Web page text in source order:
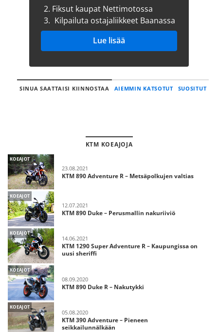
2. Fiksut kaupat Nettimotossa
3. Kilpailuta ostajaliikkeet Baanassa
Lue lisää
SINUA SAATTAISI KIINNOSTAA AIEMMIN KATSOTUT SUOSITUT
KTM KOEAJOJA
KOEAJOT
23.08.2021
KTM 890 Adventure R – Metsäpolkujen valtias
KOEAJOT
12.07.2021
KTM 890 Duke – Perusmallin nakuriiviö
KOEAJOT
14.06.2021
KTM 1290 Super Adventure R – Kaupungissa on
uusi sheriffi
KOEAJOT
08.09.2020
KTM 890 Duke R – Nakutykki
KOEAJOT
05.08.2020
KTM 390 Adventure – Pieneen
seikkailunnälkään